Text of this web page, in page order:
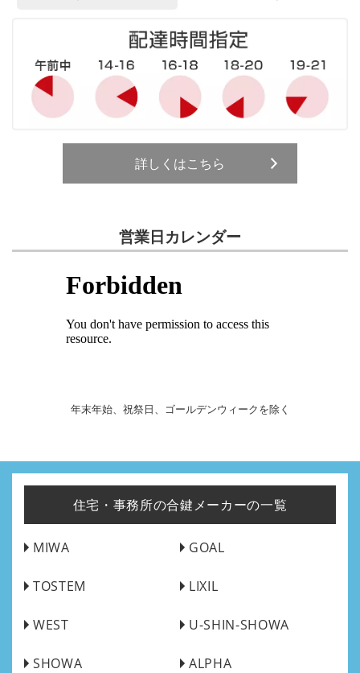
詳しくはこちら
営業日カレンダー
年末年始、祝祭日、ゴールデンウィークを除く
住宅・事務所の合鍵メーカーの一覧
MIWA GOAL
TOSTEM LIXIL
WEST U-SHIN-SHOWA
SHOWA ALPHA